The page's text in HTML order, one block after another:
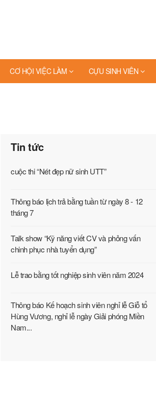
CƠ HỘI VIỆC LÀM CỰU SINH VIÊN
Tin tức
cuộc thi “Nét đẹp nữ sinh UTT”
Thông báo lịch trả bằng tuần từ ngày 8 - 12
tháng 7
Talk show “Kỹ năng viết CV và phỏng vấn
chinh phục nhà tuyển dụng”
Lễ trao bằng tốt nghiệp sinh viên năm 2024
Thông báo Kế hoạch sinh viên nghỉ lễ Giỗ tổ
Hùng Vương, nghỉ lễ ngày Giải phóng Miền
Nam...